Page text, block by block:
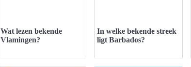
Wat lezen bekende
Vlamingen?
In welke bekende streek
ligt Barbados?